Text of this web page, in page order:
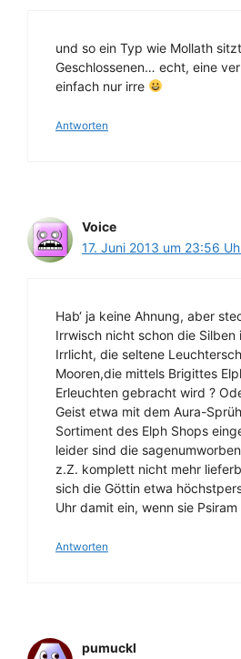
und so ein Typ wie Mollath
Geschlossenen… echt, eine
einfach nur irre
Antworten
Voice
17. Juni 2013 um 23:56
Hab‘ ja keine Ahnung, aber
Irrwisch nicht schon die Silben
Irrlicht, die seltene
Mooren,die mittels Brigittes
Erleuchten gebracht wird ?
Geist etwa mit dem Aura-
Sortiment des Elph Shops
leider sind die
z.Z. komplett nicht mehr
sich die Göttin etwa
Uhr damit ein, wenn sie
Antworten
pumuckl